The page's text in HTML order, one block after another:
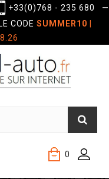
+33(0)768 - 235 680
—
CODE SUMMER10
0